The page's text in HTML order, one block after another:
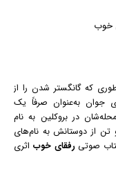
که گانگستر شدن را از
جوان به‌عنوان صرفاً یک
در بروکلین به نام
تن از دوستانش به نام‌های
صوتیرفقای خوب اثری
شده است.